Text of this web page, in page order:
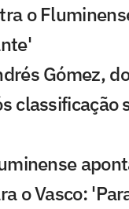
o
Gómez,
classificação
o Vasco: